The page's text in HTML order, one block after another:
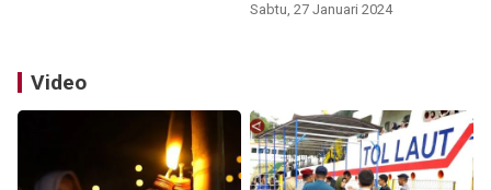
Sabtu, 27 Januari 2024
Video